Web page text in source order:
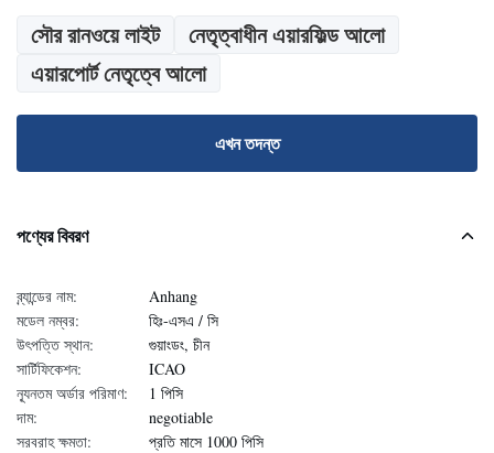
সৌর রানওয়ে লাইট
নেতৃত্বাধীন এয়ারফিল্ড আলো
এয়ারপোর্ট নেতৃত্বে আলো
এখন তদন্ত
পণ্যের বিবরণ
ব্র্যান্ডের নাম:
Anhang
মডেল নম্বর:
হিঃ-এসএ / সি
উৎপত্তি স্থান:
গুয়াংডং, চীন
সার্টিফিকেশন:
ICAO
ন্যূনতম অর্ডার পরিমাণ:
1 পিসি
দাম:
negotiable
সরবরাহ ক্ষমতা:
প্রতি মাসে 1000 পিসি